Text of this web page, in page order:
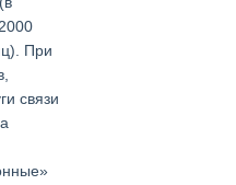
При
связи